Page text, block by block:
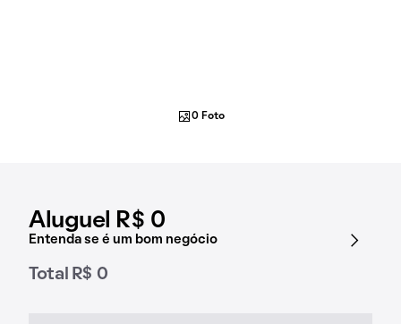
Aluguel R$ 0
Entenda se é um bom negócio
Total R$ 0
0 Foto